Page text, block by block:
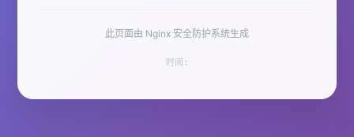
此页面由 Nginx 安全防护系统生成
时间: